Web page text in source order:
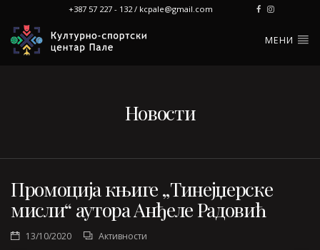
+387 57 227 - 132 / kcpale@gmail.com
МЕНИ
Новости
Промоција књиге „Тинејџерске
мисли“ аутора Анђеле Радовић
13/10/2020 Активности